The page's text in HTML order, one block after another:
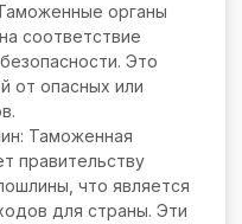
органы
соответствие
Это
от опасных или
Таможенная
правительству
что является
для страны. Эти